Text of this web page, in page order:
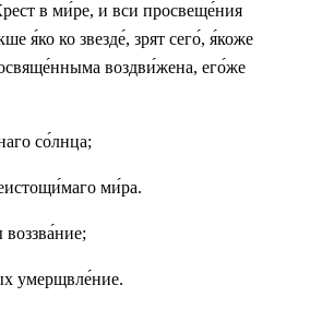
в ми́ре, и вси просвеще́ния
я́ко ко звезде́, зрят сего́, я́коже
воздви́жена, его́же
со́лнца;
ми́ра.
умерщвле́ние.